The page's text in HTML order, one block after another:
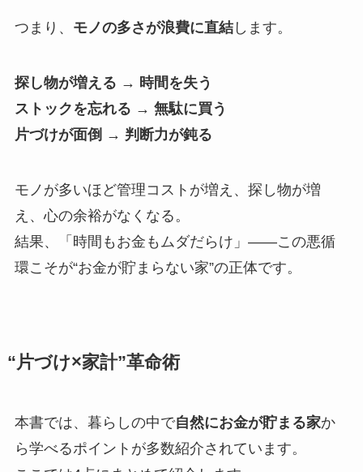
つまり、 モノの多さが浪費に直結します。
探し物が増える → 時間を失う
ストックを忘れる → 無駄に買う
片づけが面倒 → 判断力が鈍る
モノが多いほど管理コストが増え、探し物が増
え、心の余裕がなくなる。
結果、「時間もお金もムダだらけ」——この悪循
環こそが“お金が貯まらない家”の正体です。
“片づけ×家計”革命術
本書では、暮らしの中で自然にお金が貯まる家か
ら学べるポイントが多数紹介されています。